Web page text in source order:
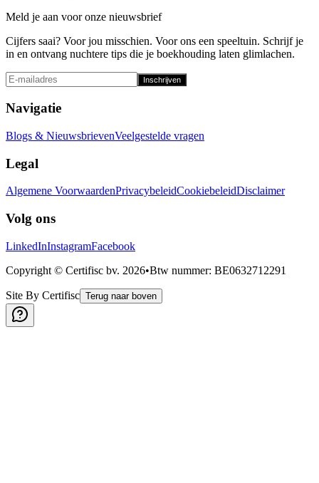
Meld je aan voor onze nieuwsbrief
Cijfers saai? Voor jou misschien. Voor ons een speeltuin. Schrijf je
in en ontvang nuchtere tips die je boekhouding laten glimlachen.
Inschrijven
Navigatie
Blogs & NieuwsbrievenVeelgestelde vragen
Legal
Algemene VoorwaardenPrivacybeleidCookiebeleidDisclaimer
Volg ons
LinkedInInstagramFacebook
Copyright © Certifisc bv. 2026•Btw nummer: BE0632712291
Site By Certifisc Terug naar boven